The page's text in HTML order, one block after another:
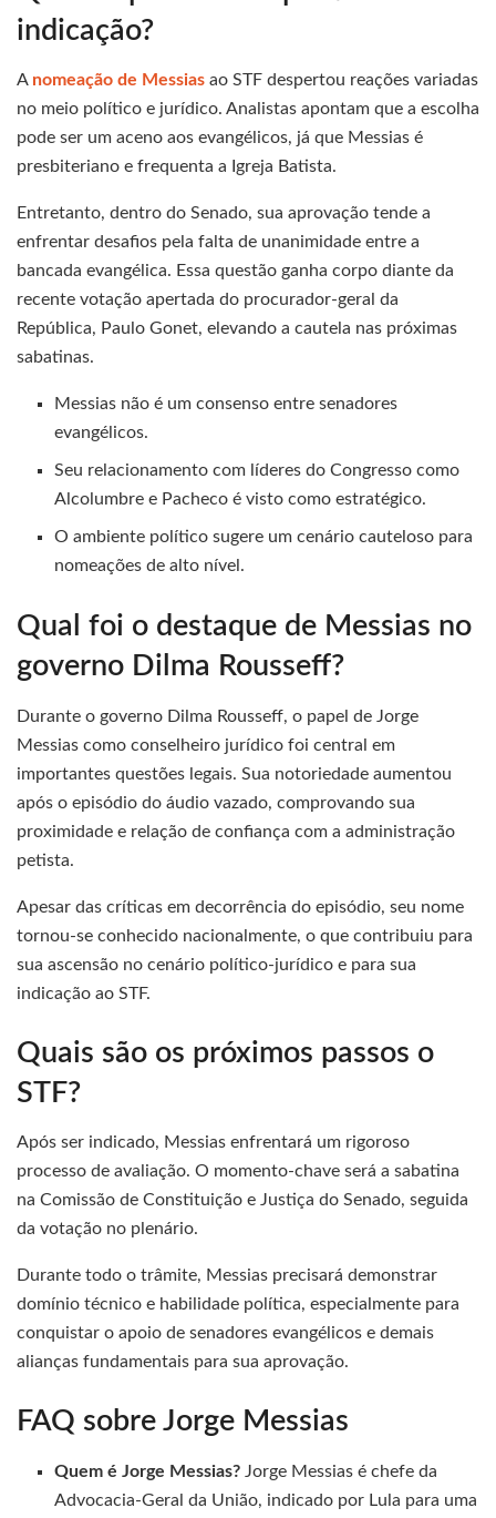
indicação?
A nomeação de Messias ao STF despertou reações variadas
no meio político e jurídico. Analistas apontam que a escolha
pode ser um aceno aos evangélicos, já que Messias é
presbiteriano e frequenta a Igreja Batista.
Entretanto, dentro do Senado, sua aprovação tende a
enfrentar desafios pela falta de unanimidade entre a
bancada evangélica. Essa questão ganha corpo diante da
recente votação apertada do procurador-geral da
República, Paulo Gonet, elevando a cautela nas próximas
sabatinas.
Messias não é um consenso entre senadores
evangélicos.
Seu relacionamento com líderes do Congresso como
Alcolumbre e Pacheco é visto como estratégico.
O ambiente político sugere um cenário cauteloso para
nomeações de alto nível.
Qual foi o destaque de Messias no
governo Dilma Rousseff?
Durante o governo Dilma Rousseff, o papel de Jorge
Messias como conselheiro jurídico foi central em
importantes questões legais. Sua notoriedade aumentou
após o episódio do áudio vazado, comprovando sua
proximidade e relação de confiança com a administração
petista.
Apesar das críticas em decorrência do episódio, seu nome
tornou-se conhecido nacionalmente, o que contribuiu para
sua ascensão no cenário político-jurídico e para sua
indicação ao STF.
Quais são os próximos passos o
STF?
Após ser indicado, Messias enfrentará um rigoroso
processo de avaliação. O momento-chave será a sabatina
na Comissão de Constituição e Justiça do Senado, seguida
da votação no plenário.
Durante todo o trâmite, Messias precisará demonstrar
domínio técnico e habilidade política, especialmente para
conquistar o apoio de senadores evangélicos e demais
alianças fundamentais para sua aprovação.
FAQ sobre Jorge Messias
Quem é Jorge Messias? Jorge Messias é chefe da
Advocacia-Geral da União, indicado por Lula para uma